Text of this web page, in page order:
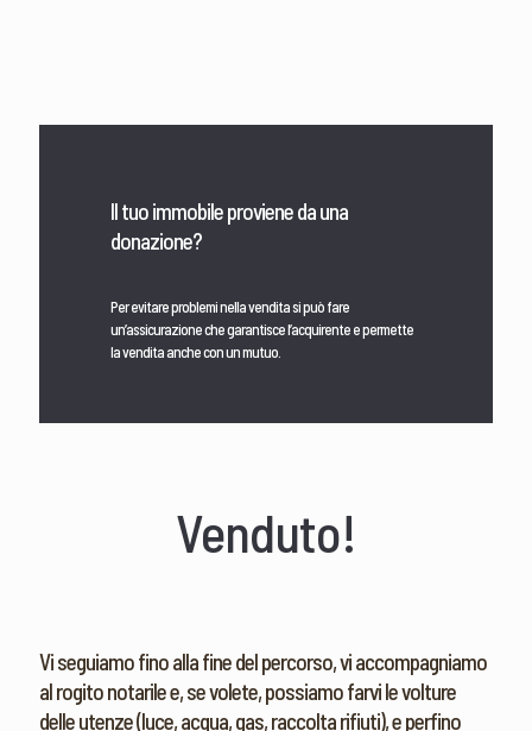
Il tuo immobile proviene da una
donazione?
Per evitare problemi nella vendita si può fare
un’assicurazione che garantisce l’acquirente e permette
la vendita anche con un mutuo.
Venduto!
Vi seguiamo fino alla fine del percorso, vi accompagniamo
al rogito notarile e, se volete, possiamo farvi le volture
delle utenze (luce, acqua, gas, raccolta rifiuti), e perfino